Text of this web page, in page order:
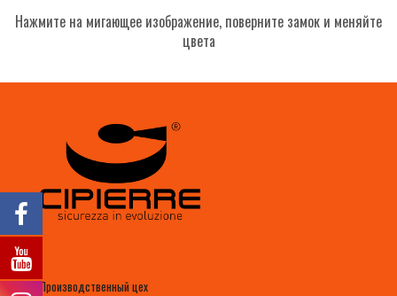
Нажмите на мигающее изображение, поверните замок и меняйте
цвета
Производственный цех